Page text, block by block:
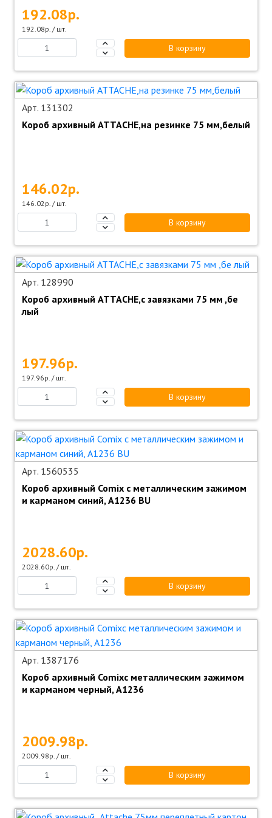
192.08р.
192.08р. / шт.
В корзину
Арт. 131302
Короб архивный ATTACHE,на резинке 75 мм,белый
146.02р.
146.02р. / шт.
В корзину
Арт. 128990
Короб архивный ATTACHE,с завязками 75 мм ,бе
лый
197.96р.
197.96р. / шт.
В корзину
Арт. 1560535
Короб архивный Comix с металлическим зажимом
и карманом синий, A1236 BU
2028.60р.
2028.60р. / шт.
В корзину
Арт. 1387176
Короб архивный Comixс металлическим зажимом
и карманом черный, А1236
2009.98р.
2009.98р. / шт.
В корзину